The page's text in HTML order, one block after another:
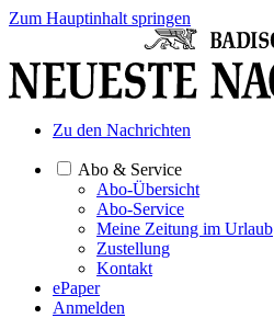
Zum Hauptinhalt springen
Zu den Nachrichten
Abo & Service
Abo-Übersicht
Abo-Service
Meine Zeitung im Urlaub
Zustellung
Kontakt
ePaper
Anmelden